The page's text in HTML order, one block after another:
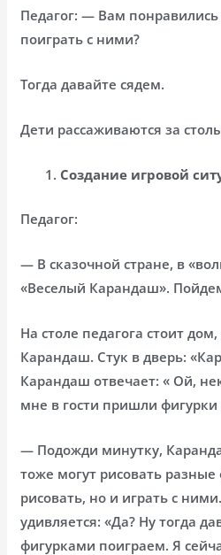
Педагог: — Вам
поиграть с ними?
Тогда давайте сядем.
Дети рассаживаются за
Создание игровой
Педагог:
— В сказочной стране, в
«Веселый Карандаш».
На столе педагога стоит
Карандаш. Стук в дверь:
Карандаш отвечает: « Ой,
мне в гости пришли фигурки
— Подожди минутку,
тоже могут рисовать
рисовать, но и играть с
удивляется: «Да? Ну тогда
фигурками поиграем. Я